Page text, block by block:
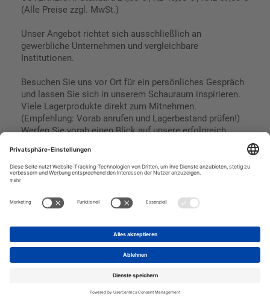
(Alle Preise zzgl. MwSt.)
Unser Angebot richtet sich ausschließlich an
gewerbliche Unternehmen und vergleichbare
Institutionen.
Besuchen Sie uns vor Ort für ein persönliches Gespräch
und lassen Sie sich in unserem Schauraum inspirieren.
Viele Lagerprodukte direkt zum Mitnehmen.
(Empfehlung: Vorab anrufen und Lagerbestand prüfen!)
Werfen Sie vorab einen Blick auf unsere erfolgreich
Impressum
Datenschutz
Kreditkarte
Rechnungskauf